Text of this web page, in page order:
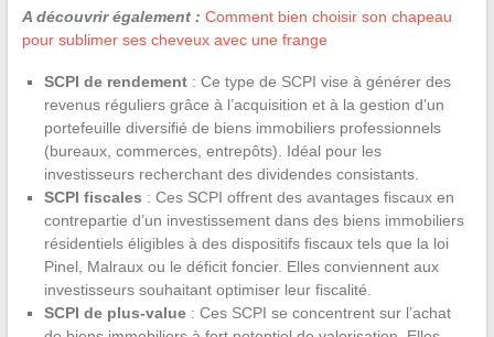
A découvrir également : Comment bien choisir son chapeau
pour sublimer ses cheveux avec une frange
SCPI de rendement: Ce type de SCPI vise à générer des
revenus réguliers grâce à l’acquisition et à la gestion d’un
portefeuille diversifié de biens immobiliers professionnels
(bureaux, commerces, entrepôts). Idéal pour les
investisseurs recherchant des dividendes consistants.
SCPI fiscales : Ces SCPI offrent des avantages fiscaux en
contrepartie d’un investissement dans des biens immobiliers
résidentiels éligibles à des dispositifs fiscaux tels que la loi
Pinel, Malraux ou le déficit foncier. Elles conviennent aux
investisseurs souhaitant optimiser leur fiscalité.
SCPI de plus-value: Ces SCPI se concentrent sur l’achat